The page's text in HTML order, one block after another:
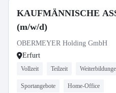
KAUFMÄNNISCHE
(m/w/d)
OBERMEYER Holding GmbH
Erfurt
Vollzeit Teilzeit
Sportangebote Home-Office